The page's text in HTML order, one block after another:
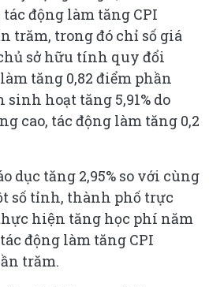
động làm tăng CPI
trăm, trong đó chỉ số giá
sở hữu tính quy đổi
tăng 0,82 điểm phần
hoạt tăng 5,91% do
cao, tác động làm tăng 0,2
dục tăng 2,95% so với cùng
số tỉnh, thành phố trực
hiện tăng học phí năm
động làm tăng CPI
trăm.